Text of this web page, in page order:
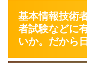
基本情報技術
者試験などに
いか。だから